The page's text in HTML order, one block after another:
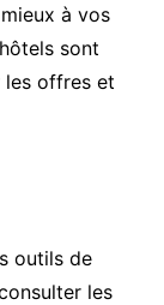
à vos
sont
les offres et
outils de
les